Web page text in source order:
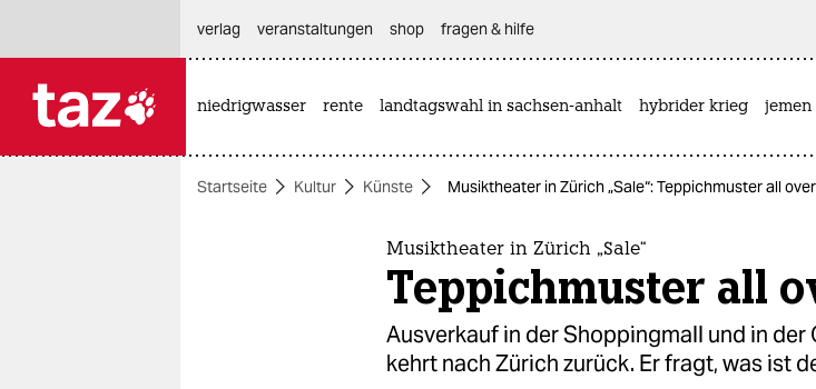
themen
verlag
veranstaltungen shop fragen & hilfe
niedrigwasser rente landtagswahl in sachsen-anhalt hybrider krieg jemen
Startseite Kultur Künste Musiktheater in Zürich „Sale“: Teppichmuster all over
Musiktheater in Zürich „Sale“
Teppichmuster all
Ausverkauf in der Shoppingmall und in
kehrt nach Zürich zurück. Er fragt, was ist